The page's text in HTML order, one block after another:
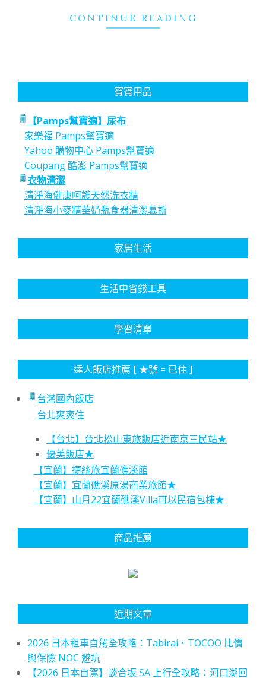
CONTINUE READING
寶寶用品
【Pamps幫寶適】尿布
家樂福 Pamps幫寶適
Yahoo 購物中心 Pamps幫寶適
Coupang 酷澎 Pamps幫寶適
衣物清潔
清淨海健康呵護天然洗衣精
清淨海小麥精華奶瓶食器清潔慕斯
家居生活
生活中省錢工具
學習清單
達人飯店推薦 [ ★號 = 已住 ]
台灣國內飯店
台北爽爽住
【台北】台北松山東旅飯店近南京三民站★
優美飯店★
【宜蘭】捷絲旅宜蘭礁溪館
【宜蘭】宜蘭礁溪原湯商業旅館★
【宜蘭】山月22宜蘭礁溪Villa可以民宿包棟★
商品推薦
近期文章
2026 日本租車自駕全攻略：Tabirai、TOCOO 比價
與保險 NOC 避坑
【2026 日本自駕】談合坂 SA 上行全攻略：河口湖回